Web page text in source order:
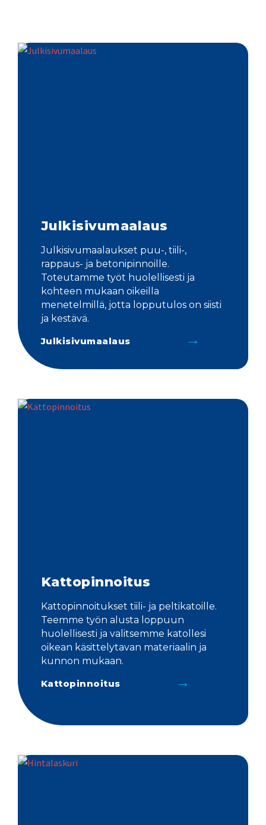
Julkisivumaalaus
Julkisivumaalaukset puu-, tiili-,
rappaus- ja betonipinnoille.
Toteutamme työt huolellisesti ja
kohteen mukaan oikeilla
menetelmillä, jotta lopputulos on siisti
ja kestävä.
Julkisivumaalaus
Kattopinnoitus
Kattopinnoitukset tiili- ja peltikatoille.
Teemme työn alusta loppuun
huolellisesti ja valitsemme katollesi
oikean käsittelytavan materiaalin ja
kunnon mukaan.
Kattopinnoitus